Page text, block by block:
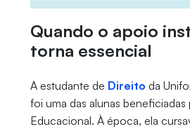
Quando o apoio
torna essencial
A estudante de Direito da
foi uma das alunas
Educacional. À época, ela